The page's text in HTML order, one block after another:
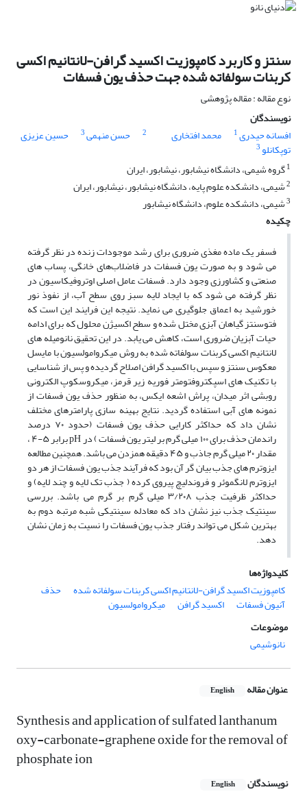
سنتز و کاربرد کامپوزیت اکسید گرافن-لانتانیم اکسی
کربنات سولفاته شده جهت حذف یون فسفات
نوع مقاله : مقاله پژوهشی
نویسندگان
افسانه حیدری1 محمد افتخاری 2 حسن منهمی3 حسین عزیزی
توپکانلو3
1گروه شیمی، دانشگاه نیشابور، نیشابور، ایران
2شیمی، دانشکده علوم پایه، دانشگاه نیشابور، نیشابور، ایران
3شیمی، دانشکده علوم، دانشگاه نیشابور
چکیده
فسفر یک ماده مغذی ضروری برای رشد موجودات زنده در نظر گرفته
می شود و به صورت یون فسفات در فاضلاب‌های خانگی، پساب های
صنعتی و کشاورزی وجود دارد. فسفات عامل اصلی اوتروفیکاسیون در
نظر گرفته می شود که با ایجاد لایه سبز روی سطح آب، از نفوذ نور
خورشید به اعماق جلوگیری می نماید. نتیجه این فرایند این است که
فتوسنتز گیاهان آبزی مختل شده و سطح اکسیژن محلول که برای ادامه
حیات آبزیان ضروری است، کاهش می یابد. در این تحقیق نانومیله های
لانتانیم اکسی کربنات سولفاته شده به روش میکروامولسیون با مایسل
معکوس سنتز و سپس با اکسید گرافن اصلاح گردیده و پس از شناسایی
با تکنیک های اسپکتروفتومتر فوریه زیر قرمز، میکروسکوپ الکترونی
روبشی اثر میدان، پراش اشعه ایکس، به منظور حذف یون فسفات از
نمونه های آبی استفاده گردید. نتایج بهینه سازی پارامترهای مختلف
نشان داد که حداکثر کارایی حذف یون فسفات (حدود ۷۰ درصد
راندمان حذف برای ۱۰۰ میلی گرم بر لیتر یون فسفات ) در pH برابر ۵-۴ ،
مقدار ۲۰ میلی گرم جاذب و ۴۵ دقیقه همزدن می باشد. همچنین مطالعه
ایزوترم های جذب بیان گر آن بود که فرآیند جذب یون فسفات از هر دو
ایزوترم لانگموئر و فروندلیچ پیروی کرده ( جذب تک لایه و چند لایه) و
حداکثر ظرفیت جذب ۳/۲۰۸ میلی گرم بر گرم می باشد. بررسی
سینتیک جذب نیز نشان داد که معادله سینتیکی شبه مرتبه دوم به
بهترین شکل می تواند رفتار جذب یون فسفات را نسیت به زمان نشان
دهد.
کلیدواژه‌ها
کامپوزیت اکسید گرافن-لانتانیم اکسی کربنات سولفاته شده
حذف
آنیون فسفات اکسید گرافن
میکروامولسیون
موضوعات
نانوشیمی
عنوان مقاله English
Synthesis and application of sulfated lanthanum
oxy-carbonate-graphene oxide for the removal of
phosphate ion
نویسندگان English